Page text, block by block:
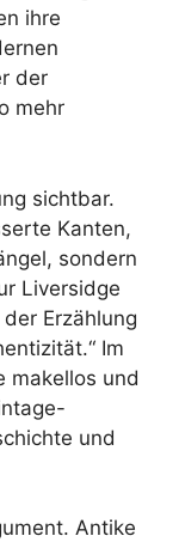
ihre
der
mehr
sichtbar.
Kanten,
sondern
Liversidge
Erzählung
Im
makellos und
und
Antike